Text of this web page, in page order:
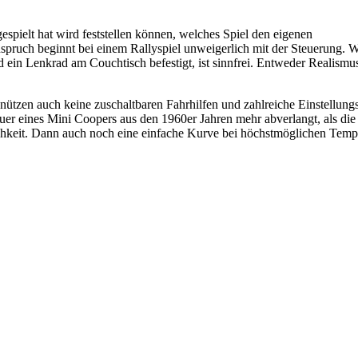
hat wird feststellen können, welches Spiel den eigenen
beginnt bei einem Rallyspiel unweigerlich mit der Steuerung.
Lenkrad am Couchtisch befestigt, ist sinnfrei. Entweder
auch keine zuschaltbaren Fahrhilfen und zahlreiche
eines Mini Coopers aus den 1960er Jahren mehr abverlangt, als die
Dann auch noch eine einfache Kurve bei höchstmöglichen